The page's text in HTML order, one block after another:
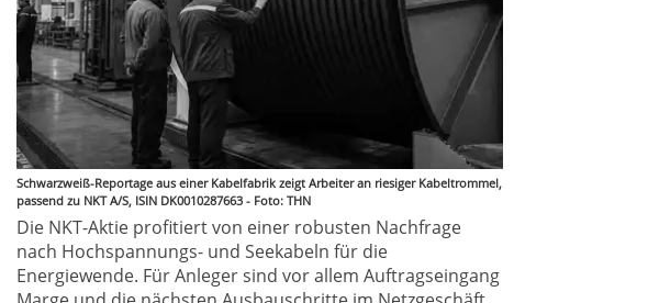
Schwarzweiß-Reportage aus einer Kabelfabrik zeigt Arbeiter an riesiger Kabeltrommel,
passend zu NKT A/S, ISIN DK0010287663 - Foto: THN
Die NKT-Aktie profitiert von einer robusten Nachfrage
nach Hochspannungs- und Seekabeln für die
Energiewende. Für Anleger sind vor allem Auftragseingang